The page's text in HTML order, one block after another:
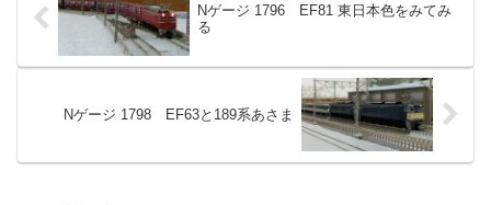
Nゲージ 1796 EF81 東日本色をみてみ
る
Nゲージ 1798 EF63と189系あさま